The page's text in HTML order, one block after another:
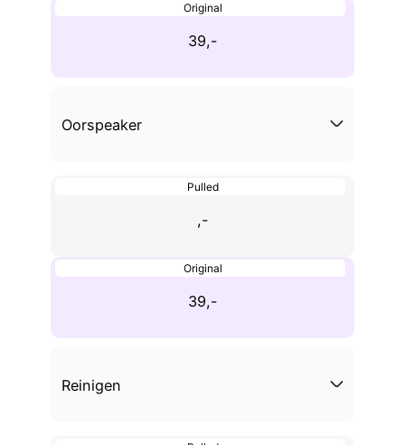
Original
39,-
Oorspeaker
Pulled
,-
Original
39,-
Reinigen